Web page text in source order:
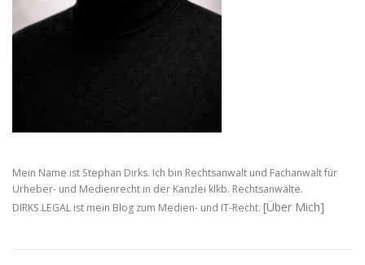
Mein Name ist Stephan Dirks. Ich bin Rechtsanwalt und Fachanwalt für
Urheber- und Medienrecht in der Kanzlei klkb. Rechtsanwälte.
DIRKS.LEGAL ist mein Blog zum Medien- und IT-Recht. [Über Mich]